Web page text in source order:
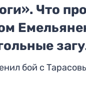
Что
бой с